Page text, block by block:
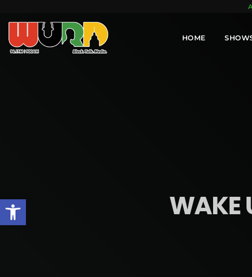
Open toolbar
HOME
WAKE